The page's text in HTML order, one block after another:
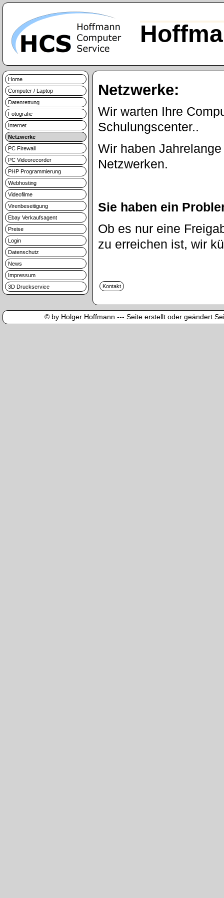
Home
Computer / Laptop
Datenrettung
Fotografie
Internet
Netzwerke
PC Firewall
PC Videorecorder
PHP Programmierung
Webhosting
Videofilme
Virenbeseitigung
Ebay Verkaufsagent
Preise
Login
Datenschutz
News
Impressum
3D Druckservice
Netzwerke:
Wir warten Ihre
Schulungscenter..
Wir haben
Netzwerken.
Sie haben ein
Ob es nur eine
zu erreichen ist, wir
© by Holger Hoffmann --- Seite erstellt oder geändert